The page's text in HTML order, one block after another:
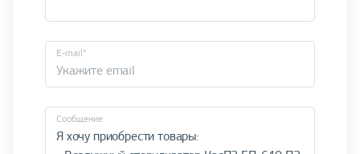
E-mail*
Cообщение